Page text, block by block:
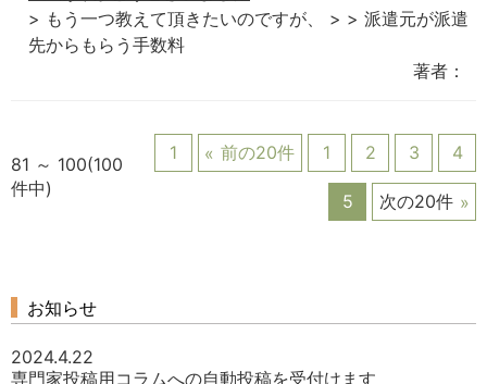
> もう一つ教えて頂きたいのですが、 > > 派遣元が派遣
先からもらう手数料
著者：
81 ～ 100(100
件中)
1 前の20件 1 2 3 4
5 次の20件
お知らせ
2024.4.22
専門家投稿用コラムへの自動投稿を受付けます